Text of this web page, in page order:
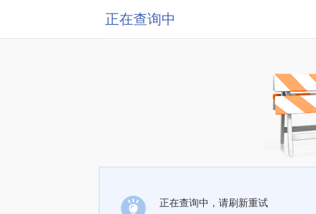
正在查询中
正在查询中，请刷新重试